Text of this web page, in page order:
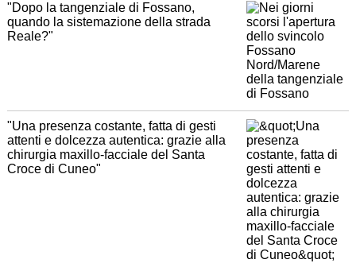
"Dopo la tangenziale di Fossano,
quando la sistemazione della strada
Reale?"
"Una presenza costante, fatta di gesti
attenti e dolcezza autentica: grazie alla
chirurgia maxillo-facciale del Santa
Croce di Cuneo"